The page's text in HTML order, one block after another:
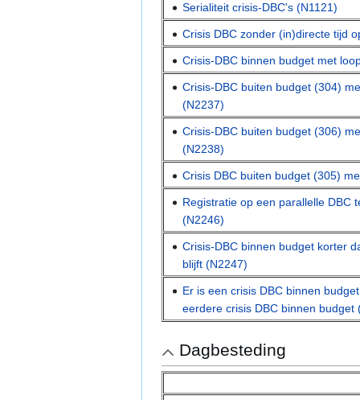
Serialiteit crisis-DBC's (N1121)
Crisis DBC zonder (in)directe tijd
Crisis-DBC binnen budget met
Crisis-DBC buiten budget (304)
(N2237)
Crisis-DBC buiten budget (306)
(N2238)
Crisis DBC buiten budget (305)
Registratie op een parallelle DBC
(N2246)
Crisis-DBC binnen budget korter
blijft (N2247)
Er is een crisis DBC binnen
eerdere crisis DBC binnen budget
Dagbesteding